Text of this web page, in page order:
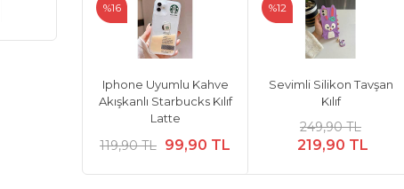
Iphone Uyumlu Kahve
Akışkanlı Starbucks Kılıf
Latte
119,90 TL 99,90 TL
%16
Sevimli Silikon Tavşan
Kılıf
249,90 TL
219,90 TL
%12